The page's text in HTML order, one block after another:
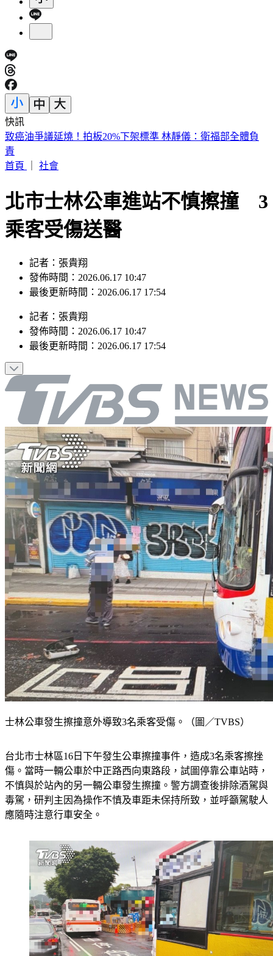
快訊
明天颱風假？白海豚最新風雨預測 8地區達停班停課標準
首頁
北市士林公車進站不慎擦撞 3
乘客受傷送醫
發佈時間：2026.06.17 10:47
最後更新時間：2026.06.17 17:54
發佈時間：2026.06.17 10:47
最後更新時間：2026.06.17 17:54
傷。當時一輛公車於中正路西向東路段，試圖停靠公車站時，
不慎與於站內的另一輛公車發生擦撞。警方調查後排除酒駕與
毒駕，研判主因為操作不慎及車距未保持所致，並呼籲駕駛人
應隨時注意行車安全。